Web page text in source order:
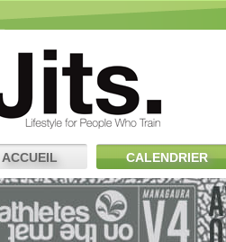
ACCUEIL CALENDRIER